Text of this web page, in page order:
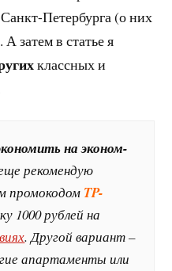
Петербурга (о них
затем в статье я
классных и
на эконом-
рекомендую
промокодом TP-
1000 рублей на
. Другой вариант –
апартаменты или